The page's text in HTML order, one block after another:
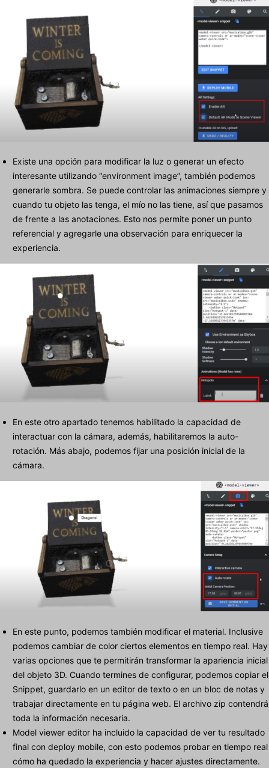
Existe una opción para modificar la luz o generar un efecto
interesante utilizando “environment image”, también podemos
generarle sombra. Se puede controlar las animaciones siempre y
cuando tu objeto las tenga, el mío no las tiene, así que pasamos
de frente a las anotaciones. Esto nos permite poner un punto
referencial y agregarle una observación para enriquecer la
experiencia.
En este otro apartado tenemos habilitado la capacidad de
interactuar con la cámara, además, habilitaremos la auto-
rotación. Más abajo, podemos fijar una posición inicial de la
cámara.
En este punto, podemos también modificar el material. Inclusive
podemos cambiar de color ciertos elementos en tiempo real. Hay
varias opciones que te permitirán transformar la apariencia inicial
del objeto 3D. Cuando termines de configurar, podemos copiar el
Snippet, guardarlo en un editor de texto o en un bloc de notas y
trabajar directamente en tu página web. El archivo zip contendrá
toda la información necesaria.
Model viewer editor ha incluido la capacidad de ver tu resultado
final con deploy mobile, con esto podemos probar en tiempo real
cómo ha quedado la experiencia y hacer ajustes directamente.